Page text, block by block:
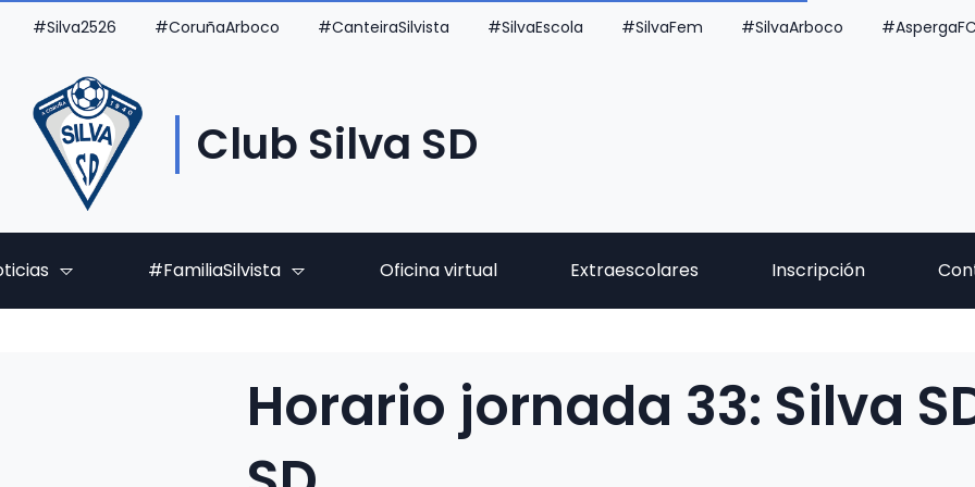
#Silva2526 #CoruñaArboco #CanteiraSilvista #SilvaEscola #SilvaFem #SilvaArboco #AspergaFC
Club Silva SD
#FamiliaSilvista Oficina virtual Extraescolares Inscripción
Horario jornada 33: Silva